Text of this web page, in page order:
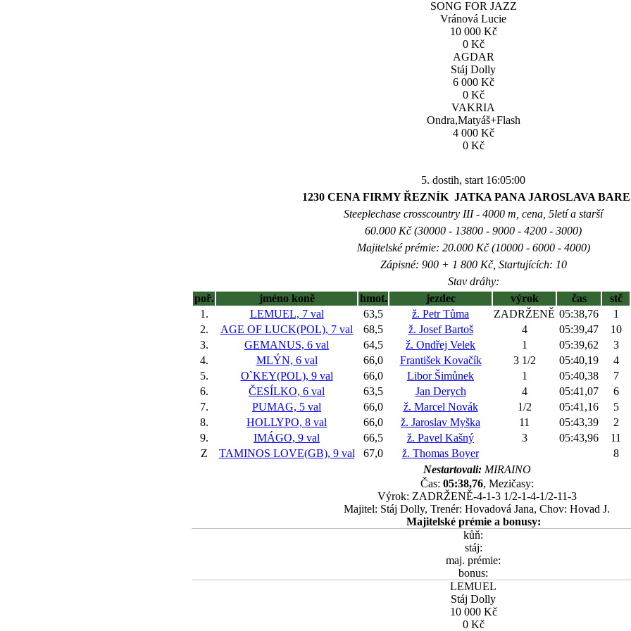
SONG FOR JAZZ
Vránová Lucie
10 000 Kč
0 Kč
AGDAR
Stáj Dolly
6 000 Kč
0 Kč
VAKRIA
Ondra,Matyáš+Flash
4 000 Kč
0 Kč
5. dostih, start 16:05:00
1230 CENA FIRMY ŘEZNÍK  JATKA PANA JAROSLAVA
Steeplechase crosscountry III - 4000 m, cena, 5letí a starší
60.000 Kč (30000 - 13800 - 9000 - 4200 - 3000)
Majitelské prémie: 20.000 Kč (10000 - 6000 - 4000)
Zápisné: 900 + 1 800 Kč, Startujících: 10
Stav dráhy:
poř.
jméno koně hmot. jezdec výrok čas stč
1.
LEMUEL, 7 val 63,5 ž. Petr Tůma ZADRŽENĚ 05:38,76 1
2.
AGE OF LUCK(POL), 7 val 68,5 ž. Josef Bartoš 4 05:39,47 10
3.
GEMANUS, 6 val 64,5 ž. Ondřej Velek 1 05:39,62 3
4.
MLÝN, 6 val 66,0 František Kovačík 3 1/2 05:40,19 4
5.
O`KEY(POL), 9 val 66,0 Libor Šimůnek 1 05:40,38 7
6.
ČESÍLKO, 6 val 63,5 Jan Derych 4 05:41,07 6
7.
PUMAG, 5 val 66,0 ž. Marcel Novák 1/2 05:41,16 5
8.
HOLLYPO, 8 val 66,0 ž. Jaroslav Myška 11 05:43,39 2
9.
IMÁGO, 9 val 66,5 ž. Pavel Kašný 3 05:43,96 11
Z
TAMINOS LOVE(GB), 9 val 67,0 ž. Thomas Boyer 8
Nestartovali:MIRAINO
Čas: 05:38,76, Mezičasy:
Výrok: ZADRŽENĚ-4-1-3 1/2-1-4-1/2-11-3
Majitel: Stáj Dolly, Trenér: Hovadová Jana, Chov: Hovad J.
Majitelské prémie a bonusy:
kůň:
stáj:
maj. prémie:
bonus:
LEMUEL
Stáj Dolly
10 000 Kč
0 Kč